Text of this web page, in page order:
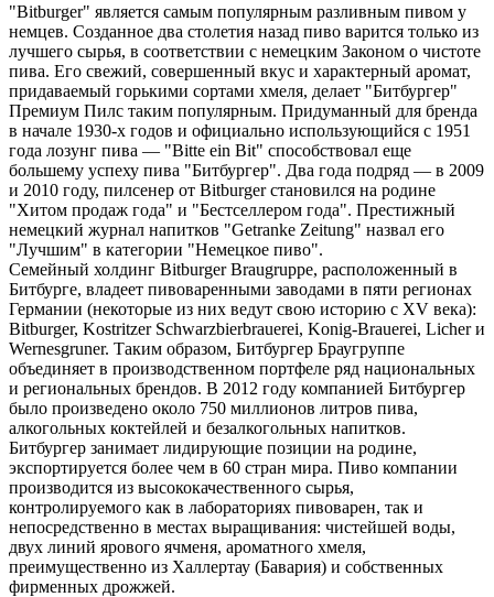
"Bitburger" является самым популярным разливным пивом у
немцев. Созданное два столетия назад пиво варится только из
лучшего сырья, в соответствии с немецким Законом о чистоте
пива. Его свежий, совершенный вкус и характерный аромат,
придаваемый горькими сортами хмеля, делает "Битбургер"
Премиум Пилс таким популярным. Придуманный для бренда
в начале 1930-х годов и официально использующийся с 1951
года лозунг пива — "Bitte ein Bit" способствовал еще
большему успеху пива "Битбургер". Два года подряд — в 2009
и 2010 году, пилсенер от Bitburger становился на родине
"Хитом продаж года" и "Бестселлером года". Престижный
немецкий журнал напитков "Getranke Zeitung" назвал его
"Лучшим" в категории "Немецкое пиво".
Семейный холдинг Bitburger Braugruppe, расположенный в
Битбурге, владеет пивоваренными заводами в пяти регионах
Германии (некоторые из них ведут свою историю с XV века):
Bitburger, Kostritzer Schwarzbierbrauerei, Konig-Brauerei, Licher и
Wernesgruner. Таким образом, Битбургер Браугруппе
объединяет в производственном портфеле ряд национальных
и региональных брендов. В 2012 году компанией Битбургер
было произведено около 750 миллионов литров пива,
алкогольных коктейлей и безалкогольных напитков.
Битбургер занимает лидирующие позиции на родине,
экспортируется более чем в 60 стран мира. Пиво компании
производится из высококачественного сырья,
контролируемого как в лабораториях пивоварен, так и
непосредственно в местах выращивания: чистейшей воды,
двух линий ярового ячменя, ароматного хмеля,
преимущественно из Халлертау (Бавария) и собственных
фирменных дрожжей.